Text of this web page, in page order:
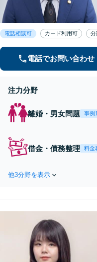
電話相談可 カード利用可 分
電話でお問い合わせ
注力分野
離婚・男女問題 事例
借金・債務整理 料金
他3分野を表示